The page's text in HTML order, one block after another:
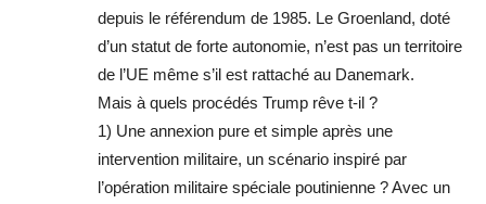
depuis le référendum de 1985. Le Groenland, doté
d’un statut de forte autonomie, n’est pas un territoire
de l’UE même s’il est rattaché au Danemark.
Mais à quels procédés Trump rêve t-il ?
1) Une annexion pure et simple après une
intervention militaire, un scénario inspiré par
l’opération militaire spéciale poutinienne ? Avec un